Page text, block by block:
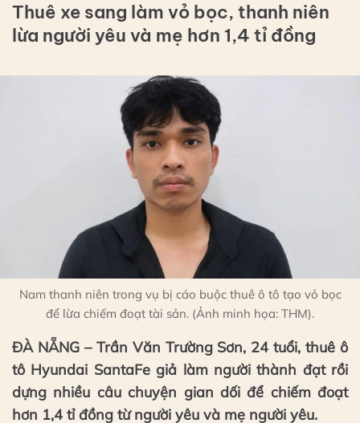
Thuê xe sang làm vỏ bọc, thanh niên
lừa người yêu và mẹ hơn 1,4 tỉ đồng
Nam thanh niên trong vụ bị cáo buộc thuê ô tô tạo vỏ bọc
để lừa chiếm đoạt tài sản. (Ảnh minh họa: THM).
ĐÀ NẴNG – Trần Văn Trường Sơn, 24 tuổi, thuê ô
tô Hyundai SantaFe giả làm người thành đạt rồi
dựng nhiều câu chuyện gian dối để chiếm đoạt
hơn 1,4 tỉ đồng từ người yêu và mẹ người yêu.